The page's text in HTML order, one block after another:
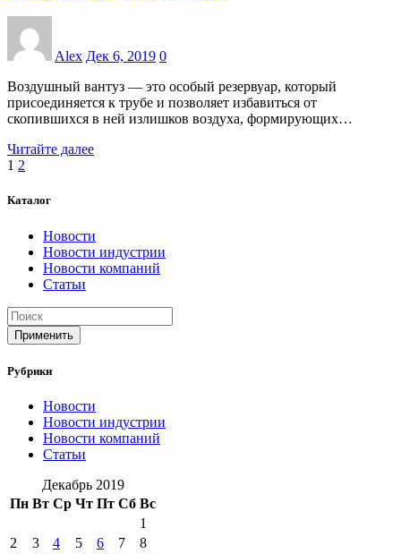
Alex Дек 6, 2019 0
Воздушный вантуз — это особый резервуар, который
присоединяется к трубе и позволяет избавиться от
скопившихся в ней излишков воздуха, формирующих…
Читайте далее
Пагинация
записей
1 2
Каталог
Новости
Новости индустрии
Новости компаний
Статьи
Применить
Рубрики
Новости
Новости индустрии
Новости компаний
Статьи
Декабрь 2019
Пн Вт Ср Чт Пт Сб Вс
1
2
3 4 5 6 7
8